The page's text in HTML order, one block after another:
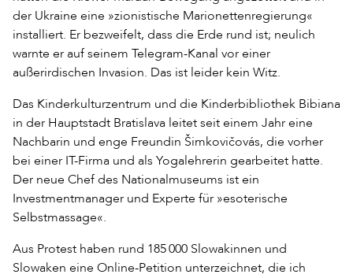
der Ukraine eine »zionistische Marionettenregierung«
installiert. Er bezweifelt, dass die Erde rund ist; neulich
warnte er auf seinem Telegram-Kanal vor einer
außerirdischen Invasion. Das ist leider kein Witz.
Das Kinderkulturzentrum und die Kinderbibliothek Bibiana
in der Hauptstadt Bratislava leitet seit einem Jahr eine
Nachbarin und enge Freundin Šimkovičovás, die vorher
bei einer IT-Firma und als Yogalehrerin gearbeitet hatte.
Der neue Chef des Nationalmuseums ist ein
Investmentmanager und Experte für »esoterische
Selbstmassage«.
Aus Protest haben rund 185 000 Slowakinnen und
Slowaken eine Online-Petition unterzeichnet, die ich